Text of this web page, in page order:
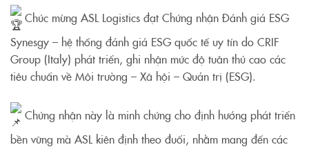
Chúc mừng ASL Logistics đạt Chứng nhận Đánh giá ESG
Synesgy – hệ thống đánh giá ESG quốc tế uy tín do CRIF
Group (Italy) phát triển, ghi nhận mức độ tuân thủ cao các
tiêu chuẩn về Môi trường – Xã hội – Quản trị (ESG).
Chứng nhận này là minh chứng cho định hướng phát triển
bền vững mà ASL kiên định theo đuổi, nhằm mang đến các